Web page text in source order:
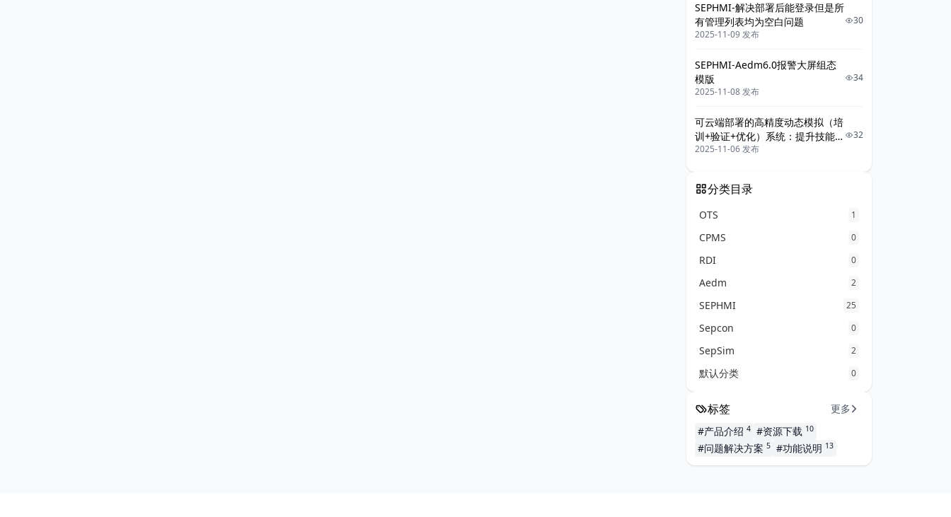
SEPHMI-解决部署后能登录但是所
有管理列表均为空白问题
2025-11-09 发布
30
SEPHMI-Aedm6.0报警大屏组态
模版
2025-11-08 发布
34
可云端部署的高精度动态模拟（培
训+验证+优化）系统：提升技能、
保障安全、优化运营
2025-11-06 发布
32
分类目录
OTS 1
CPMS 0
RDI 0
Aedm 2
SEPHMI 25
Sepcon 0
SepSim 2
默认分类 0
标签
更多
#产品介绍 4 #资源下载 10
#问题解决方案 5 #功能说明 13